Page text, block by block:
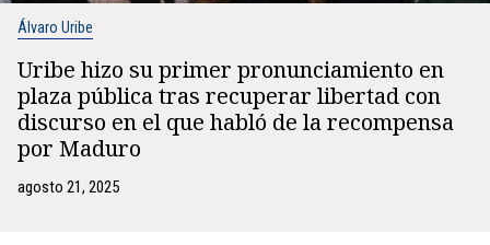
Álvaro Uribe
Uribe hizo su primer pronunciamiento en
plaza pública tras recuperar libertad con
discurso en el que habló de la recompensa
por Maduro
agosto 21, 2025